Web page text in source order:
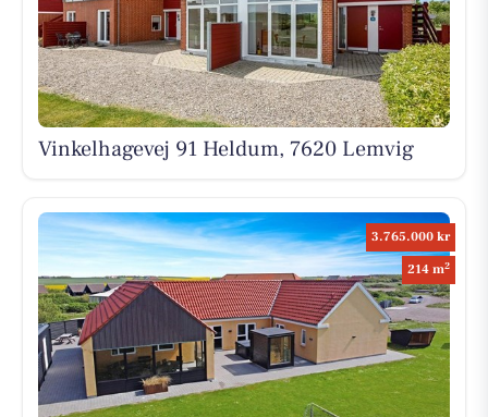
Vinkelhagevej 91 Heldum, 7620 Lemvig
3.765.000 kr
214 m2